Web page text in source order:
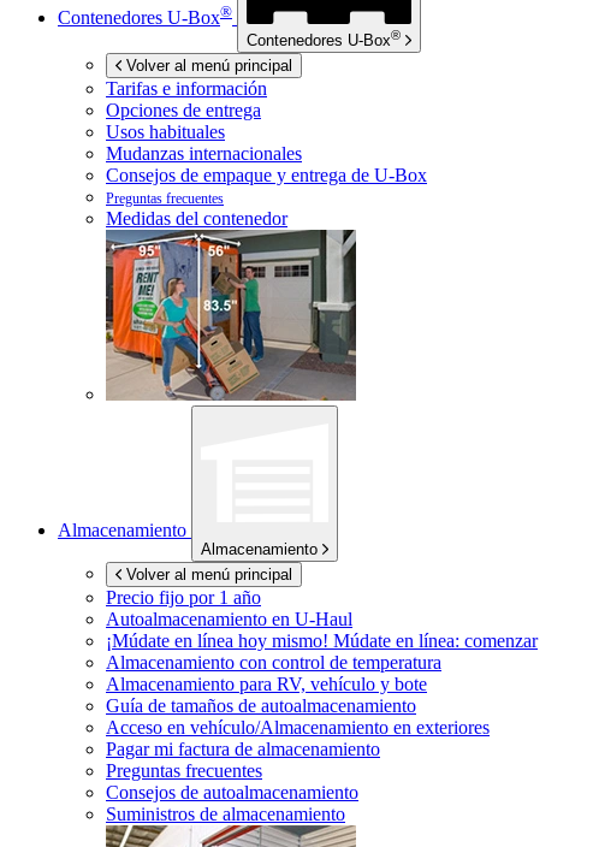
Contenedores U-Box®
Contenedores U-Box®
Volver al menú principal
Tarifas e información
Opciones de entrega
Usos habituales
Mudanzas internacionales
Consejos de empaque y entrega de U-Box
Preguntas frecuentes
Medidas del contenedor
Almacenamiento
Almacenamiento
Volver al menú principal
Precio fijo por 1 año
Autoalmacenamiento en U-Haul
¡Múdate en línea hoy mismo! Múdate en línea: comenzar
Almacenamiento con control de temperatura
Almacenamiento para RV, vehículo y bote
Guía de tamaños de autoalmacenamiento
Acceso en vehículo/Almacenamiento en exteriores
Pagar mi factura de almacenamiento
Preguntas frecuentes
Consejos de autoalmacenamiento
Suministros de almacenamiento